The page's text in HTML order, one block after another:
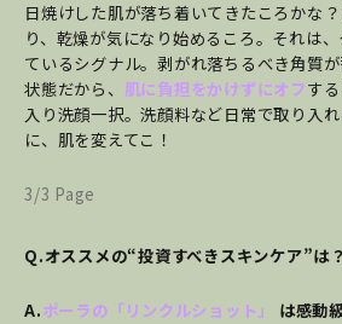
日焼けした肌が落ち着いてきたころかな
り、乾燥が気になり始めるころ。それは
ているシグナル。剥がれ落ちるべき角質
状態だから、 肌に負担をかけずにオフす
入り洗顔一択。洗顔料など日常で取り入
に、肌を変えてこ！
3/3 Page
Q.オススメの“投資すべきスキンケア”は？
A.ポーラの「リンクルショット」 は感動